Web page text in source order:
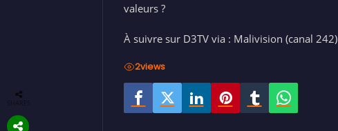
valeurs ?
À suivre sur D3TV via : Malivision (canal 242)
2views